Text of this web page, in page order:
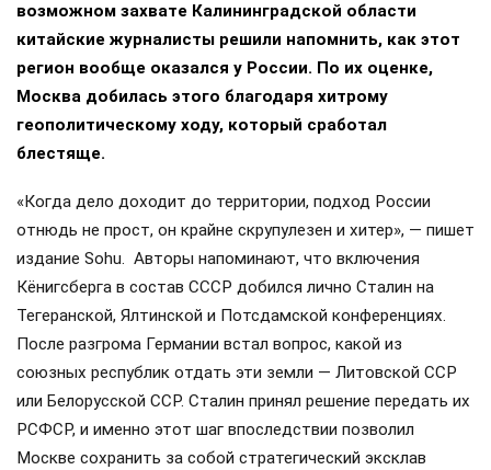
возможном захвате Калининградской области
китайские журналисты решили напомнить, как этот
регион вообще оказался у России. По их оценке,
Москва добилась этого благодаря хитрому
геополитическому ходу, который сработал
блестяще.
«Когда дело доходит до территории, подход России
отнюдь не прост, он крайне скрупулезен и хитер», — пишет
издание Sohu. Авторы напоминают, что включения
Кёнигсберга в состав СССР добился лично Сталин на
Тегеранской, Ялтинской и Потсдамской конференциях.
После разгрома Германии встал вопрос, какой из
союзных республик отдать эти земли — Литовской ССР
или Белорусской ССР. Сталин принял решение передать их
РСФСР, и именно этот шаг впоследствии позволил
Москве сохранить за собой стратегический эксклав